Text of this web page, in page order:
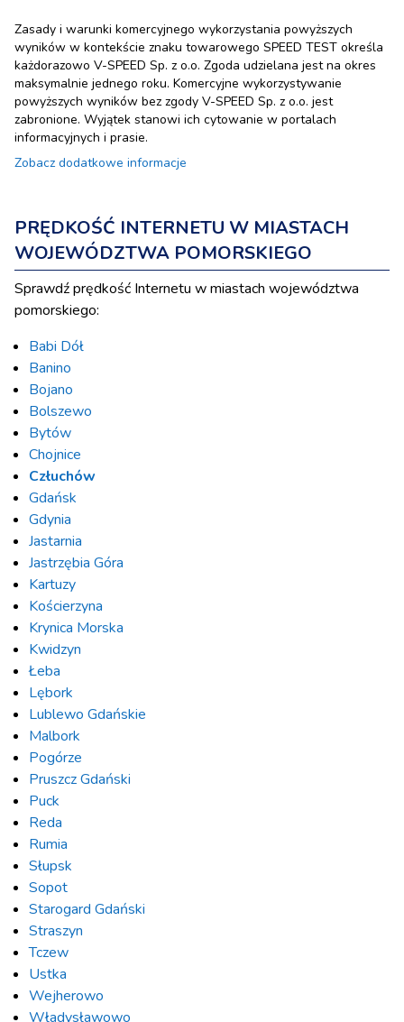
Zasady i warunki komercyjnego wykorzystania powyższych
wyników w kontekście znaku towarowego SPEED TEST określa
każdorazowo V-SPEED Sp. z o.o. Zgoda udzielana jest na okres
maksymalnie jednego roku. Komercyjne wykorzystywanie
powyższych wyników bez zgody V-SPEED Sp. z o.o. jest
zabronione. Wyjątek stanowi ich cytowanie w portalach
informacyjnych i prasie.
Zobacz dodatkowe informacje
PRĘDKOŚĆ INTERNETU W MIASTACH
WOJEWÓDZTWA POMORSKIEGO
Sprawdź prędkość Internetu w miastach województwa
pomorskiego:
Babi Dół
Banino
Bojano
Bolszewo
Bytów
Chojnice
Człuchów
Gdańsk
Gdynia
Jastarnia
Jastrzębia Góra
Kartuzy
Kościerzyna
Krynica Morska
Kwidzyn
Łeba
Lębork
Lublewo Gdańskie
Malbork
Pogórze
Pruszcz Gdański
Puck
Reda
Rumia
Słupsk
Sopot
Starogard Gdański
Straszyn
Tczew
Ustka
Wejherowo
Władysławowo